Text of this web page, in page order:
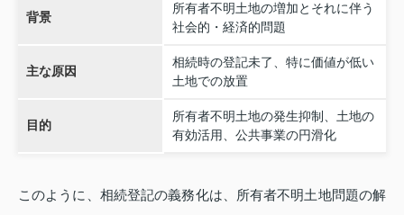
背景
所有者不明土地の増加とそれに伴う
社会的・経済的問題
主な原因
相続時の登記未了、特に価値が低い
土地での放置
目的
所有者不明土地の発生抑制、土地の
有効活用、公共事業の円滑化
このように、相続登記の義務化は、所有者不明土地問題の解